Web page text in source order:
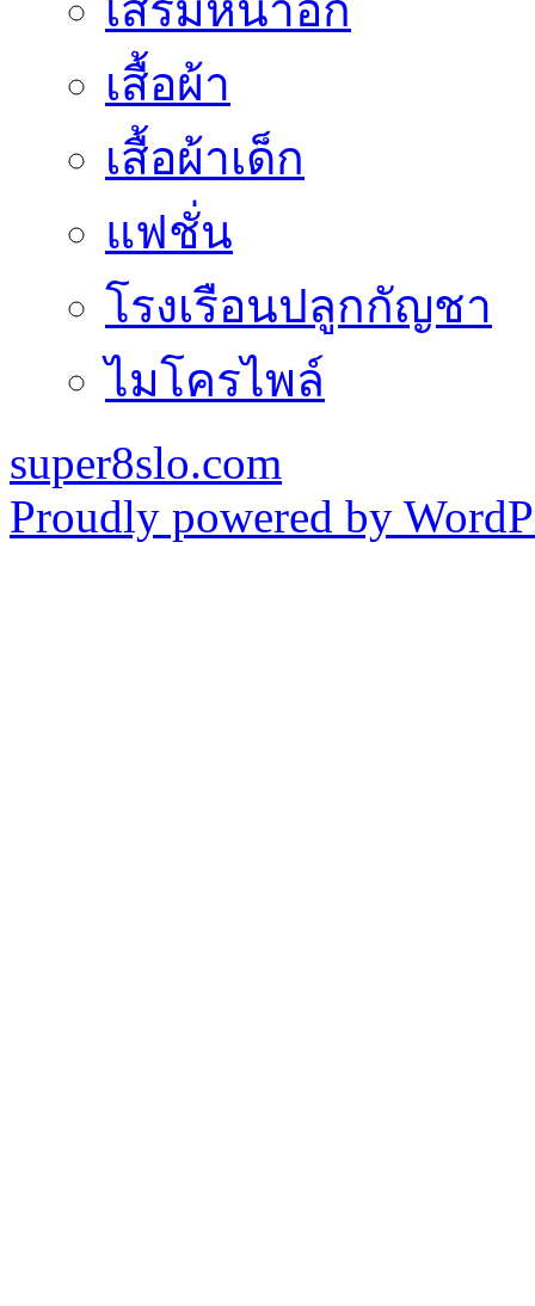
เสื้อผ้า
เสื้อผ้าเด็ก
แฟชั่น
โรงเรือนปลูกกัญชา
ไมโครไพล์
super8slo.com
Proudly powered by